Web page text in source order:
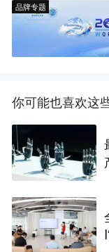
品牌专题
你可能也喜欢这